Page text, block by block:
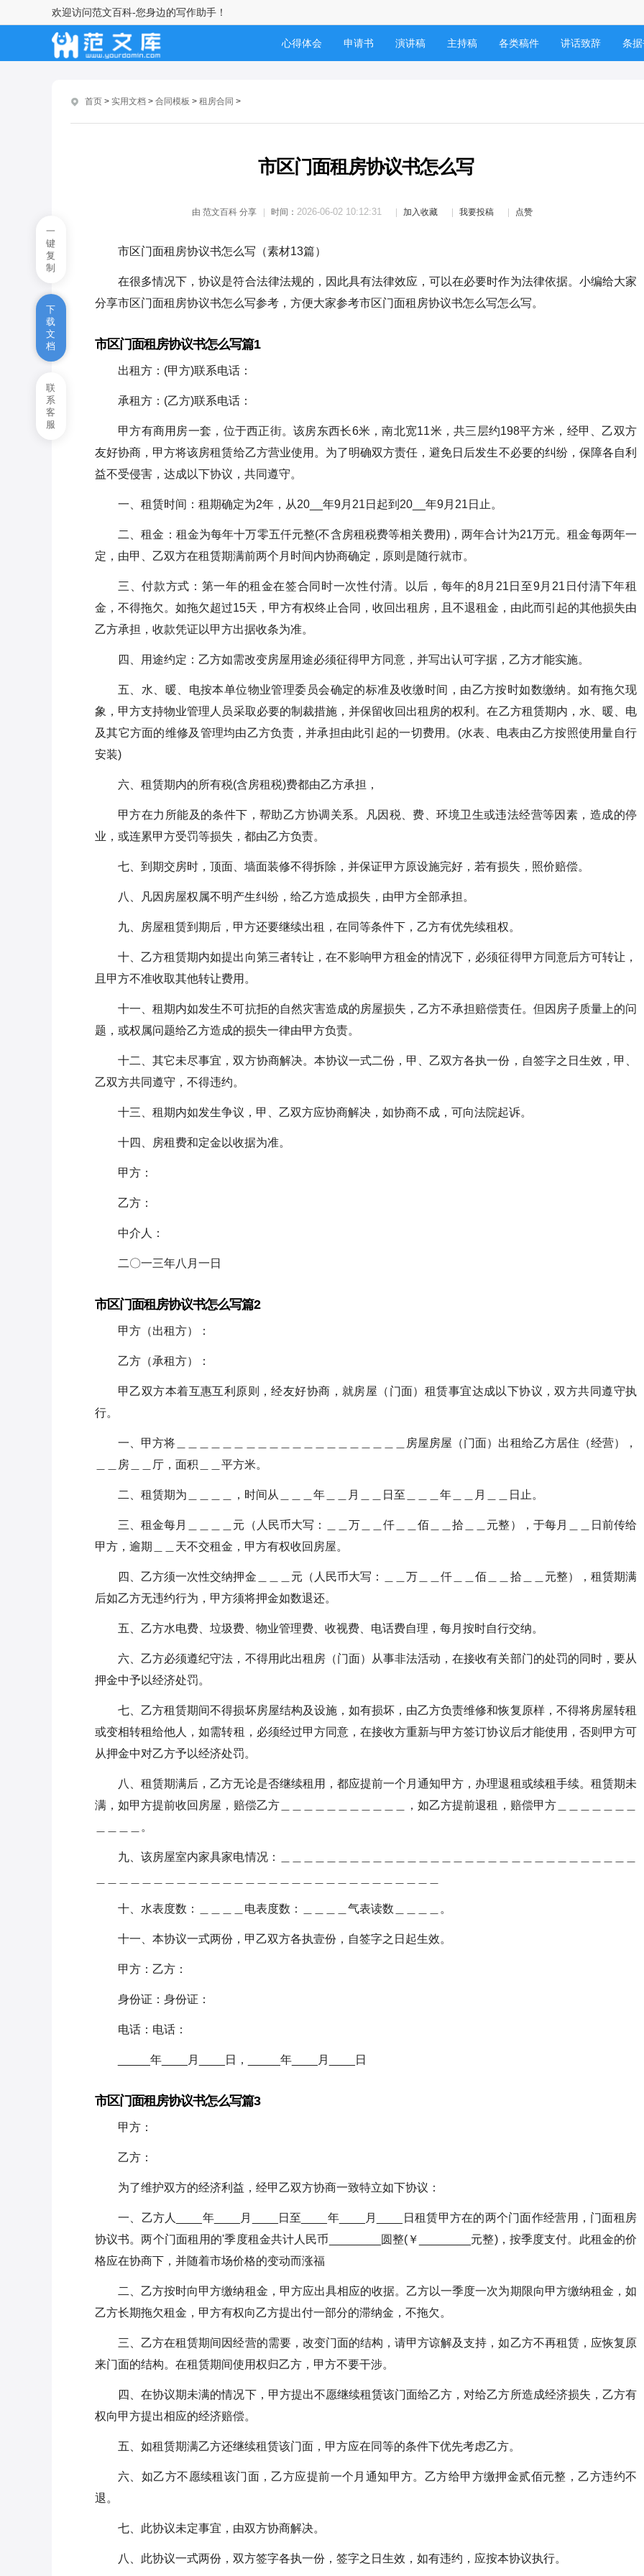
欢迎访问范文百科-您身边的写作助手！
心得体会 申请书 演讲稿 主持稿 各类稿件 讲话致辞 条
首页 > 实用文档 > 合同模板 > 租房合同 >
市区门面租房协议书怎么写
由 范文百科 分享 时间： 2026-06-02 10:12:31 加入收藏 我要投稿 点赞
市区门面租房协议书怎么写（素材13篇）
在很多情况下，协议是符合法律法规的，因此具有法律效应，可以在必要时作为法律依据。小编给大家
分享市区门面租房协议书怎么写参考，方便大家参考市区门面租房协议书怎么写怎么写。
市区门面租房协议书怎么写篇1
出租方：(甲方)联系电话：
承租方：(乙方)联系电话：
甲方有商用房一套，位于西正街。该房东西长6米，南北宽11米，共三层约198平方米，经甲、乙双方
友好协商，甲方将该房租赁给乙方营业使用。为了明确双方责任，避免日后发生不必要的纠纷，保障各自利
益不受侵害，达成以下协议，共同遵守。
一、租赁时间：租期确定为2年，从20__年9月21日起到20__年9月21日止。
二、租金：租金为每年十万零五仟元整(不含房租税费等相关费用)，两年合计为21万元。租金每两年一
定，由甲、乙双方在租赁期满前两个月时间内协商确定，原则是随行就市。
三、付款方式：第一年的租金在签合同时一次性付清。以后，每年的8月21日至9月21日付清下年租
金，不得拖欠。如拖欠超过15天，甲方有权终止合同，收回出租房，且不退租金，由此而引起的其他损失由
乙方承担，收款凭证以甲方出据收条为准。
四、用途约定：乙方如需改变房屋用途必须征得甲方同意，并写出认可字据，乙方才能实施。
五、水、暖、电按本单位物业管理委员会确定的标准及收缴时间，由乙方按时如数缴纳。如有拖欠现
象，甲方支持物业管理人员采取必要的制裁措施，并保留收回出租房的权利。在乙方租赁期内，水、暖、电
及其它方面的维修及管理均由乙方负责，并承担由此引起的一切费用。(水表、电表由乙方按照使用量自行
安装)
六、租赁期内的所有税(含房租税)费都由乙方承担，
甲方在力所能及的条件下，帮助乙方协调关系。凡因税、费、环境卫生或违法经营等因素，造成的停
业，或连累甲方受罚等损失，都由乙方负责。
七、到期交房时，顶面、墙面装修不得拆除，并保证甲方原设施完好，若有损失，照价赔偿。
八、凡因房屋权属不明产生纠纷，给乙方造成损失，由甲方全部承担。
九、房屋租赁到期后，甲方还要继续出租，在同等条件下，乙方有优先续租权。
十、乙方租赁期内如提出向第三者转让，在不影响甲方租金的情况下，必须征得甲方同意后方可转让，
且甲方不准收取其他转让费用。
十一、租期内如发生不可抗拒的自然灾害造成的房屋损失，乙方不承担赔偿责任。但因房子质量上的问
题，或权属问题给乙方造成的损失一律由甲方负责。
十二、其它未尽事宜，双方协商解决。本协议一式二份，甲、乙双方各执一份，自签字之日生效，甲、
乙双方共同遵守，不得违约。
十三、租期内如发生争议，甲、乙双方应协商解决，如协商不成，可向法院起诉。
十四、房租费和定金以收据为准。
甲方：
乙方：
中介人：
二〇一三年八月一日
市区门面租房协议书怎么写篇2
甲方（出租方）：
乙方（承租方）：
甲乙双方本着互惠互利原则，经友好协商，就房屋（门面）租赁事宜达成以下协议，双方共同遵守执
行。
一、甲方将＿＿＿＿＿＿＿＿＿＿＿＿＿＿＿＿＿＿＿＿房屋房屋（门面）出租给乙方居住（经营），
＿＿房＿＿厅，面积＿＿平方米。
二、租赁期为＿＿＿＿，时间从＿＿＿年＿＿月＿＿日至＿＿＿年＿＿月＿＿日止。
三、租金每月＿＿＿＿元（人民币大写：＿＿万＿＿仟＿＿佰＿＿拾＿＿元整），于每月＿＿日前传给
甲方，逾期＿＿天不交租金，甲方有权收回房屋。
四、乙方须一次性交纳押金＿＿＿元（人民币大写：＿＿万＿＿仟＿＿佰＿＿拾＿＿元整），租赁期满
后如乙方无违约行为，甲方须将押金如数退还。
五、乙方水电费、垃圾费、物业管理费、收视费、电话费自理，每月按时自行交纳。
六、乙方必须遵纪守法，不得用此出租房（门面）从事非法活动，在接收有关部门的处罚的同时，要从
押金中予以经济处罚。
七、乙方租赁期间不得损坏房屋结构及设施，如有损坏，由乙方负责维修和恢复原样，不得将房屋转租
或变相转租给他人，如需转租，必须经过甲方同意，在接收方重新与甲方签订协议后才能使用，否则甲方可
从押金中对乙方予以经济处罚。
八、租赁期满后，乙方无论是否继续租用，都应提前一个月通知甲方，办理退租或续租手续。租赁期未
满，如甲方提前收回房屋，赔偿乙方＿＿＿＿＿＿＿＿＿＿＿，如乙方提前退租，赔偿甲方＿＿＿＿＿＿＿
＿＿＿＿。
九、该房屋室内家具家电情况：＿＿＿＿＿＿＿＿＿＿＿＿＿＿＿＿＿＿＿＿＿＿＿＿＿＿＿＿＿＿＿
十、水表度数：＿＿＿＿电表度数：＿＿＿＿气表读数＿＿＿＿。
十一、本协议一式两份，甲乙双方各执壹份，自签字之日起生效。
甲方：乙方：
身份证：身份证：
电话：电话：
_____年____月____日，_____年____月____日
市区门面租房协议书怎么写篇3
甲方：
乙方：
为了维护双方的经济利益，经甲乙双方协商一致特立如下协议：
一、乙方人____年____月____日至____年____月____日租赁甲方在的两个门面作经营用，门面租房
协议书。两个门面租用的'季度租金共计人民币________圆整(￥________元整)，按季度支付。此租金的价
格应在协商下，并随着市场价格的变动而涨福
二、乙方按时向甲方缴纳租金，甲方应出具相应的收据。乙方以一季度一次为期限向甲方缴纳租金，如
乙方长期拖欠租金，甲方有权向乙方提出付一部分的滞纳金，不拖欠。
三、乙方在租赁期间因经营的需要，改变门面的结构，请甲方谅解及支持，如乙方不再租赁，应恢复原
来门面的结构。在租赁期间使用权归乙方，甲方不要干涉。
四、在协议期未满的情况下，甲方提出不愿继续租赁该门面给乙方，对给乙方所造成经济损失，乙方有
权向甲方提出相应的经济赔偿。
五、如租赁期满乙方还继续租赁该门面，甲方应在同等的条件下优先考虑乙方。
六、如乙方不愿续租该门面，乙方应提前一个月通知甲方。乙方给甲方缴押金贰佰元整，乙方违约不
退。
七、此协议未定事宜，由双方协商解决。
八、此协议一式两份，双方签字各执一份，签字之日生效，如有违约，应按本协议执行。
市区门面租房协议书怎么写
中介租房协议合同范本
租房安全协议合同怎么写
北京房屋出租合同协议格式
5篇有关中介的房屋租赁合同范
房屋租赁续租合同协议书
苏州个人房屋租赁合同样本
一
键
复
制
下
载
文
档
联
系
客
服